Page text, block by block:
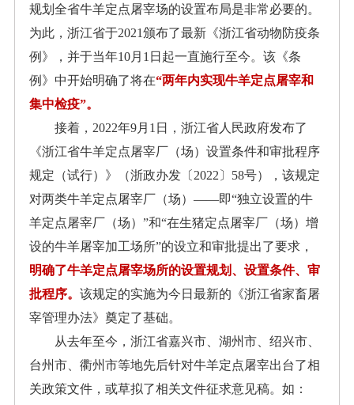
规划全省牛羊定点屠宰场的设置布局是非常必要的。
为此，浙江省于2021颁布了最新《浙江省动物防疫条
例》，并于当年10月 1 日起一直施行至今。该《条
例》中开始明确了将在“两年内实现牛羊定点屠宰和
集中检疫”。
接着， 2022年9月 1 日，浙江省人民政府发布了
《浙江省牛羊定点屠宰厂（场）设置条件和审批程序
规定（试行）》（浙政办发〔 2022 〕 58号），该规定
对两类牛羊定点屠宰厂（场）——即“独立设置的牛
羊定点屠宰厂（场）”和“在生猪定点屠宰厂（场）增
设的牛羊屠宰加工场所”的设立和审批提出了要求，
明确了牛羊定点屠宰场所的设置规划、设置条件、审
批程序。 该规定的实施为今日最新的《浙江省家畜屠
宰管理办法》奠定了基础。
从去年至今，浙江省嘉兴市、湖州市、绍兴市、
台州市、衢州市等地先后针对牛羊定点屠宰出台了相
关政策文件，或草拟了相关文件征求意见稿。如：